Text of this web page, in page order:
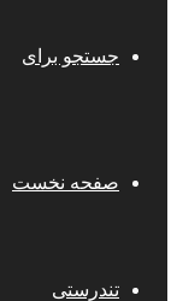
جستجو برای
صفحه نخست
تندرستی